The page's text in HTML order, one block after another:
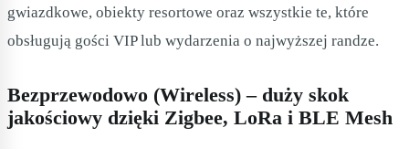
gwiazdkowe, obiekty resortowe oraz wszystkie te, które
obsługują gości VIP lub wydarzenia o najwyższej randze.
Bezprzewodowo (Wireless) – duży skok
jakościowy dzięki Zigbee, LoRa i BLE Mesh